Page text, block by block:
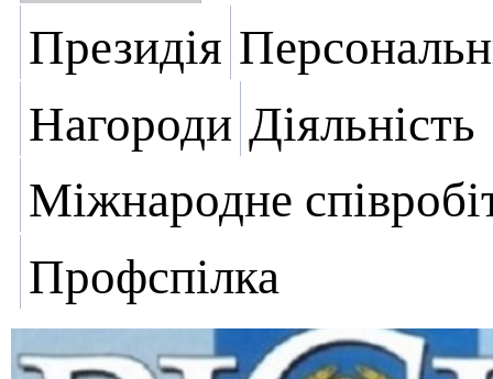
Президія
Нагороди Діяльність
Міжнародне
Профспілка